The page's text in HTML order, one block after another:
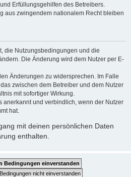
Erfüllungsgehilfen des Betreibers.
aus zwingendem nationalem Recht bleiben
die Nutzungsbedingungen und die
Die Änderung wird dem Nutzer per E-
Änderungen zu widersprechen. Im Falle
zwischen dem Betreiber und dem Nutzer
mit sofortiger Wirkung.
anerkannt und verbindlich, wenn der Nutzer
hat.
mit deinen persönlichen Daten
enthalten.